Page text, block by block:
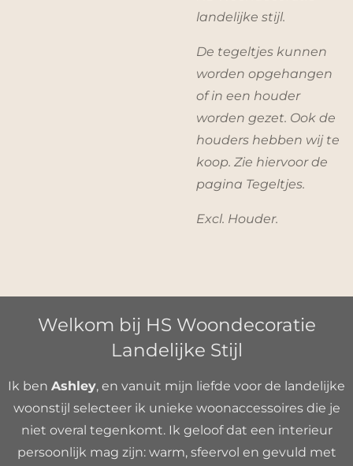
landelijke stijl.
De tegeltjes kunnen
worden opgehangen
of in een houder
worden gezet. Ook de
houders hebben wij te
koop. Zie hiervoor de
pagina Tegeltjes.
Excl. Houder.
Welkom bij HS Woondecoratie
Landelijke Stijl
Ik ben Ashley, en vanuit mijn liefde voor de landelijke
woonstijl selecteer ik unieke woonaccessoires die je
niet overal tegenkomt. Ik geloof dat een interieur
persoonlijk mag zijn: warm, sfeervol en gevuld met